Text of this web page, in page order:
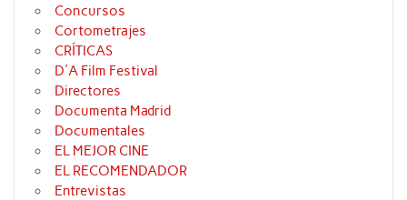
Concursos
Cortometrajes
CRÍTICAS
D'A Film Festival
Directores
Documenta Madrid
Documentales
EL MEJOR CINE
EL RECOMENDADOR
Entrevistas